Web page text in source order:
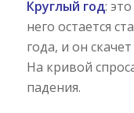
Круглый год:
него остается
года, и он
На кривой
падения.